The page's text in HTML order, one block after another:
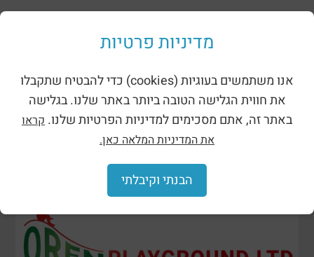
מדיניות פרטיות
אנו משתמשים בעוגיות (cookies) כדי להבטיח שתקבלו
את חווית הגלישה הטובה ביותר באתר שלנו. בגלישה
באתר זה, אתם מסכימים למדיניות הפרטיות שלנו. קראו
את המדיניות המלאה כאן.
הבנתי וקיבלתי